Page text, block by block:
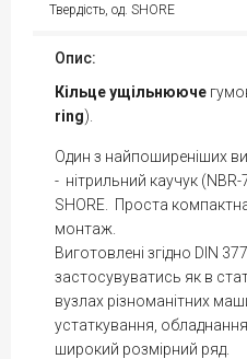
Твердість, од. SHORE
Опис:
Кільцеущільнююче
ring).
Один з найпоширеніших
- нітрильний каучук (NBR-
SHORE. Проста
монтаж.
Виготовлені згідно DIN
застосувуватись як в
вузлах різноманітних
устаткування,
широкий розмірний ряд.